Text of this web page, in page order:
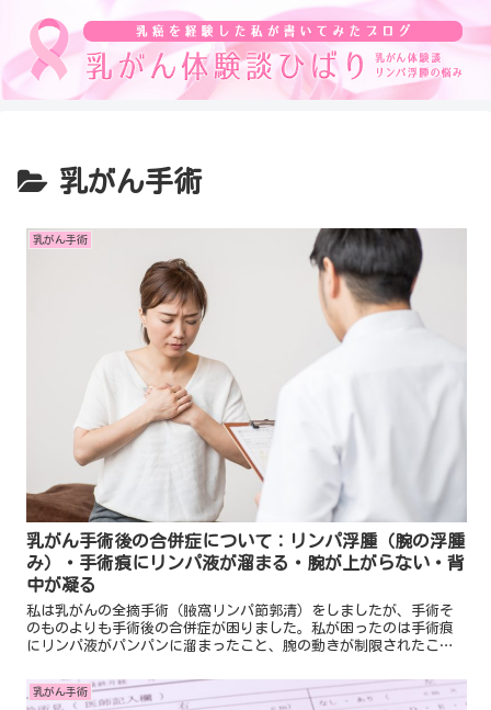
乳がん手術
乳がん手術
乳がん手術後の合併症について：リンパ浮腫（腕の浮腫
み）・手術痕にリンパ液が溜まる・腕が上がらない・背
中が凝る
私は乳がんの全摘手術（腋窩リンパ節郭清）をしましたが、手術そ
のものよりも手術後の合併症が困りました。私が困ったのは手術痕
にリンパ液がパンパンに溜まったこと、腕の動きが制限されたこ
も二の腕のしびれや浮腫みもありました。
乳がん手術